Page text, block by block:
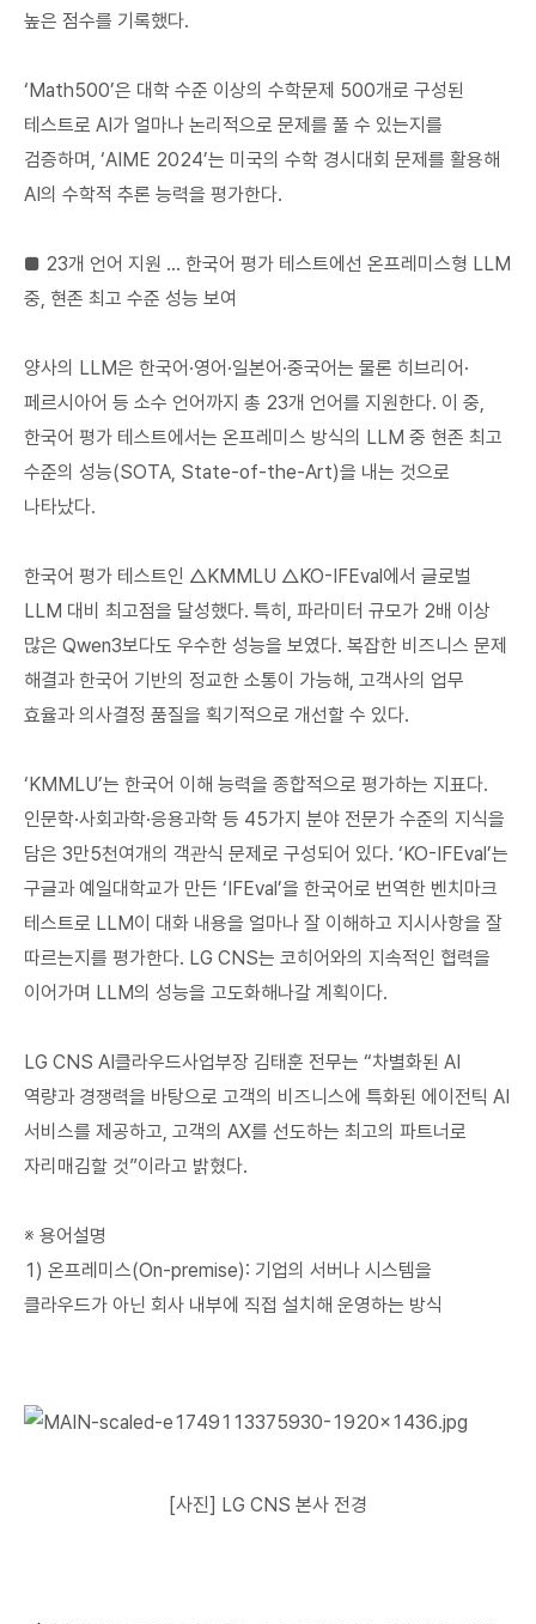
높은 점수를 기록했다.
‘Math500’은 대학 수준 이상의 수학문제 500개로 구성된
테스트로 AI가 얼마나 논리적으로 문제를 풀 수 있는지를
검증하며, ‘AIME 2024’는 미국의 수학 경시대회 문제를 활용해
AI의 수학적 추론 능력을 평가한다.
■ 23개 언어 지원 … 한국어 평가 테스트에선 온프레미스형 LLM
중, 현존 최고 수준 성능 보여
양사의 LLM은 한국어·영어·일본어·중국어는 물론 히브리어·
페르시아어 등 소수 언어까지 총 23개 언어를 지원한다. 이 중,
한국어 평가 테스트에서는 온프레미스 방식의 LLM 중 현존 최고
수준의 성능(SOTA, State-of-the-Art)을 내는 것으로
나타났다.
한국어 평가 테스트인 △KMMLU △KO-IFEval에서 글로벌
LLM 대비 최고점을 달성했다. 특히, 파라미터 규모가 2배 이상
많은 Qwen3보다도 우수한 성능을 보였다. 복잡한 비즈니스 문제
해결과 한국어 기반의 정교한 소통이 가능해, 고객사의 업무
효율과 의사결정 품질을 획기적으로 개선할 수 있다.
‘KMMLU’는 한국어 이해 능력을 종합적으로 평가하는 지표다.
인문학·사회과학·응용과학 등 45가지 분야 전문가 수준의 지식을
담은 3만5천여개의 객관식 문제로 구성되어 있다. ‘KO-IFEval’는
구글과 예일대학교가 만든 ‘IFEval’을 한국어로 번역한 벤치마크
테스트로 LLM이 대화 내용을 얼마나 잘 이해하고 지시사항을 잘
따르는지를 평가한다. LG CNS는 코히어와의 지속적인 협력을
이어가며 LLM의 성능을 고도화해나갈 계획이다.
LG CNS AI클라우드사업부장 김태훈 전무는 “차별화된 AI
역량과 경쟁력을 바탕으로 고객의 비즈니스에 특화된 에이전틱 AI
서비스를 제공하고, 고객의 AX를 선도하는 최고의 파트너로
자리매김할 것”이라고 밝혔다.
※ 용어설명
1) 온프레미스(On-premise): 기업의 서버나 시스템을
클라우드가 아닌 회사 내부에 직접 설치해 운영하는 방식
[사진] LG CNS 본사 전경